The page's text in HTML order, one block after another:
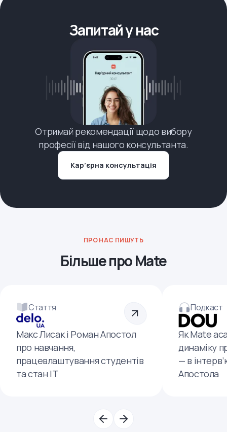
Запитай у нас
Отримай рекомендації щодо вибору
професії від нашого консультанта.
Кар’єрна консультація
ПРО НАС ПИШУТЬ
Більше про Mate
Стаття
Макс Лисак і Роман Апостол
про навчання,
працевлаштування студентів
та стан ІТ
Подкаст
Як Mate
динаміку
— в
Апостола